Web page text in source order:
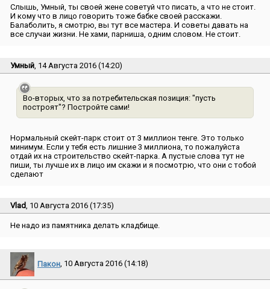
Слышь, Умный, ты своей жене советуй что писать, а что не стоит.
И кому что в лицо говорить тоже бабке своей расскажи.
Балаболить, я смотрю, вы тут все мастера. И советы давать на
все случаи жизни. Не хами, парниша, одним словом. Не стоит.
Умный, 14 Августа 2016 (14:20)
Во-вторых, что за потребительская позиция: ″пусть
построят″? Постройте сами!
Нормальный скейт-парк стоит от 3 миллион тенге. Это только
минимум. Если у тебя есть лишние 3 миллиона, то пожалуйста
отдай их на строительство скейт-парка. А пустые слова тут не
пиши, ты лучше их в лицо им скажи и я посмотрю, что они с тобой
сделают
Vlad, 10 Августа 2016 (17:35)
Не надо из памятника делать кладбище.
Пакон, 10 Августа 2016 (14:18)